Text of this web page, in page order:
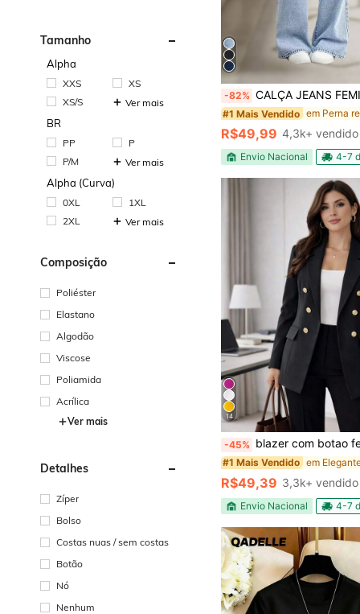
Tamanho
Alpha
XXS
XS
XS/S
Ver mais
BR
PP
P
P/M
Ver mais
Alpha (Curva)
0XL
1XL
2XL
Ver mais
Composição
Poliéster
Elastano
Algodão
Viscose
Poliamida
Acrílica
Ver mais
Detalhes
Zíper
Bolso
Costas nuas / sem costas
Botão
Nó
Nenhum
-82% CALÇA JEANS FEMININA CINTURA ALTA PANTALONA WIDE LEG LISA DENIM
#1 Mais Vendido
R$49,99 4,3k+ vendido
Envio Nacional 4-7
14
-45% blazer com botao
#1 Mais Vendido
R$49,39 3,3k+ vendido
Envio Nacional 4-7